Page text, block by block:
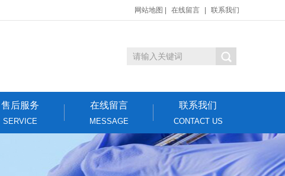
网站地图 在线留言 联系我们
售后服务
SERVICE
在线留言
MESSAGE
联系我们
CONTACT US